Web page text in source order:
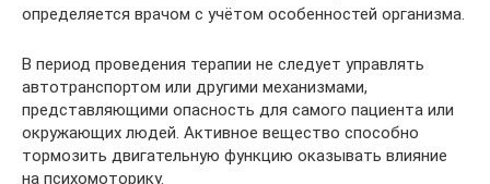
определяется врачом с учётом особенностей организма.
В период проведения терапии не следует управлять
автотранспортом или другими механизмами,
представляющими опасность для самого пациента или
окружающих людей. Активное вещество способно
тормозить двигательную функцию оказывать влияние
на психомоторику.